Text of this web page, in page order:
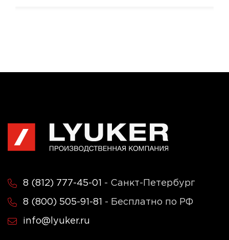
8 (812) 777-45-01 - Санкт-Петербург
8 (800) 505-91-81 - Бесплатно по РФ
info@lyuker.ru